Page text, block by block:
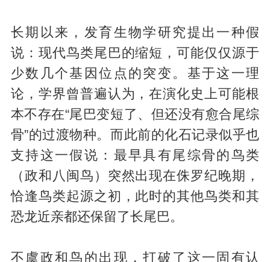
长期以来，发育生物学研究提出一种假
说：现代鸟类尾巴的缩短，可能仅仅源于
少数几个基因位点的突变。基于这一理
论，学界曾普遍认为，在演化史上可能根
本不存在“尾巴变短了、但还没有愈合尾综
骨”的过渡物种。而此前的化石记录似乎也
支持这一假说：最早具有尾综骨的鸟类
（政和八闽鸟）突然出现在侏罗纪晚期，
恰逢鸟类起源之初，此时的其他鸟类和其
恐龙近亲都还保留了长尾巴。
不虞政和鸟的出现，打破了这一固有认